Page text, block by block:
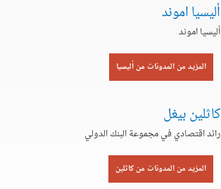
أليسيا اموند
أليسيا اموند
المزيد من المدونات من أليسيا
كاثلين بيغل
رائد اقتصادي في مجموعة البنك الدولي
المزيد من المدونات من كاثلين